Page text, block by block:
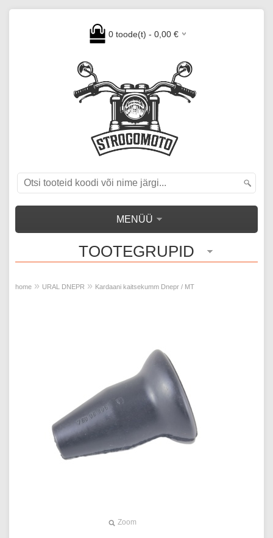
0toode(t) - 0,00€
MENÜÜ
TOOTEGRUPID
home » URAL DNEPR » Kardaani kaitsekumm Dnepr / MT
Zoom